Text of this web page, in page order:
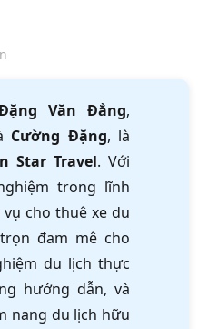
Văn Đẳng,
Cường Đặng, là
Star Travel. Với
trong lĩnh
cho thuê xe du
đam mê cho
du lịch thực
hướng dẫn, và
nang du lịch hữu